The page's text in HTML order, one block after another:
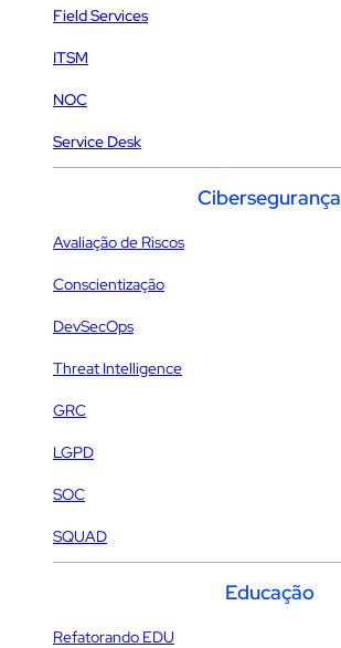
Field Services
ITSM
NOC
Service Desk
Cibersegurança
Avaliação de Riscos
Conscientização
DevSecOps
Threat Intelligence
GRC
LGPD
SOC
SQUAD
Educação
Refatorando EDU